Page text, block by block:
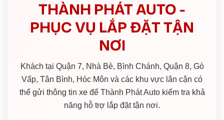
THÀNH PHÁT AUTO -
PHỤC VỤ LẮP ĐẶT TẬN
NƠI
Khách tại Quận 7, Nhà Bè, Bình Chánh, Quận 8, Gò
Vấp, Tân Bình, Hóc Môn và các khu vực lân cận có
thể gửi thông tin xe để Thành Phát Auto kiểm tra khả
năng hỗ trợ lắp đặt tận nơi.